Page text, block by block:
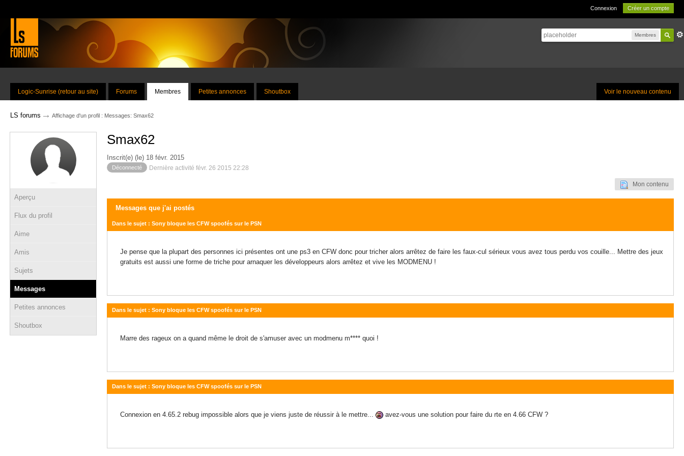
Connexion Créer un compte
Membres
Voir le nouveau contenu
Logic-Sunrise (retour au site) Forums Membres Petites annonces Shoutbox
LS forums → Affichage d'un profil : Messages: Smax62
Aperçu
Flux du profil
Aime
Amis
Sujets
Messages
Petites annonces
Shoutbox
Smax62
Inscrit(e) (le) 18 févr. 2015
Déconnecté Dernière activité févr. 26 2015 22:28
Mon contenu
Messages que j'ai postés
Dans le sujet : Sony bloque les CFW spoofés sur le PSN
Je pense que la plupart des personnes ici présentes ont une ps3 en CFW donc pour tricher alors arrêtez de faire les faux-cul sérieux vous avez tous perdu vos couille... Mettre des jeux
gratuits est aussi une forme de triche pour arnaquer les développeurs alors arrêtez et vive les MODMENU !
Dans le sujet : Sony bloque les CFW spoofés sur le PSN
Marre des rageux on a quand même le droit de s'amuser avec un modmenu m**** quoi !
Dans le sujet : Sony bloque les CFW spoofés sur le PSN
Connexion en 4.65.2 rebug impossible alors que je viens juste de réussir à le mettre... avez-vous une solution pour faire du rte en 4.66 CFW ?